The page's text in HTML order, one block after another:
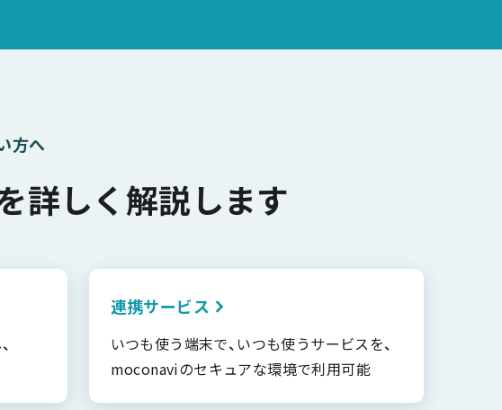
方へ
詳しく解説します
連携サービス
いつも使う端末で、いつも使うサービスを、
moconaviのセキュアな環境で利用可能